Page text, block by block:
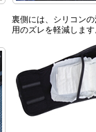
裏側には、シリコン
用のズレを軽減しま